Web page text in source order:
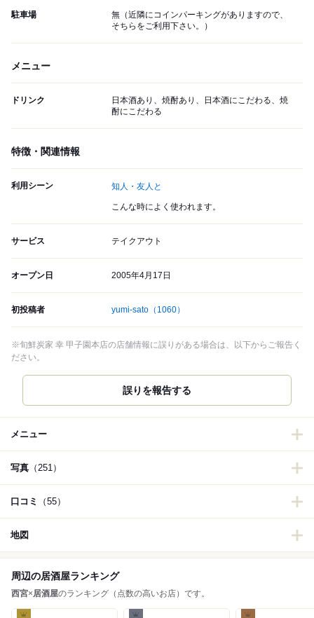
駐車場
無（近隣にコインパーキングがありますので、
そちらをご利用下さい。）
メニュー
ドリンク
日本酒あり、焼酎あり、日本酒にこだわる、焼
酎にこだわる
特徴・関連情報
利用シーン 知人・友人と
こんな時によく使われます。
サービス テイクアウト
オープン日 2005年4月17日
初投稿者 yumi-sato （1060）
※旬鮮炭家 幸 甲子園本店の店舗情報に誤りがある場合は、以下からご報告く
ださい。
誤りを報告する
メニュー
写真 （251）
口コミ （55）
地図
周辺の居酒屋ランキング
西宮×居酒屋のランキング（点数の高いお店）です。